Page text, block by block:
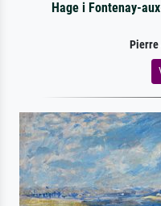
Hage i Fontenay-
Pierre